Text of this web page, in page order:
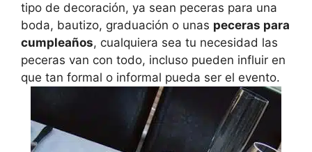
tipo de decoración, ya sean peceras para una
boda, bautizo, graduación o unas peceras para
cumpleaños, cualquiera sea tu necesidad las
peceras van con todo, incluso pueden influir en
que tan formal o informal pueda ser el evento.